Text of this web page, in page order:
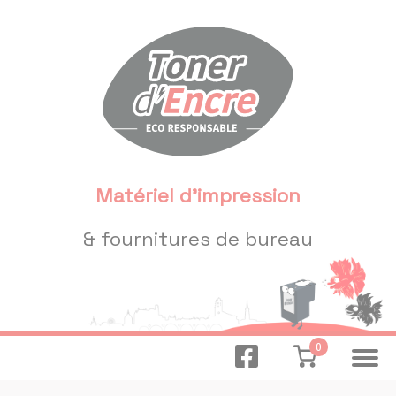
Matériel d'impression
& fournitures de bureau
0